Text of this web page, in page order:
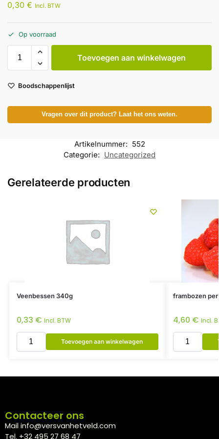
0,30 € Incl. BTW
Op voorraad
Toevoegen aan winkelwagen
Boodschappenlijst
Vragen over dit product? Laat het ons weten.
Artikelnummer: 552
Categorie: Uncategorized
Gerelateerde producten
Veenbessen 340g
0,33 € Incl. BTW
Toevoegen aan winkelwagen
frambozen per
4,60 € Incl.
Contacteer ons
Mail info@versvanhetveld.com
Tel. +32 495 27 68 47